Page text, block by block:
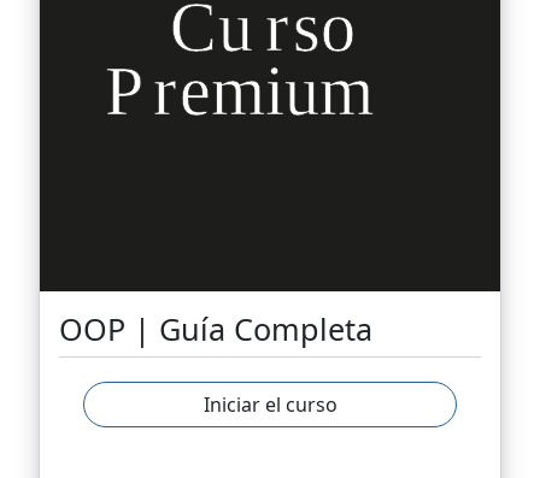
OOP | Guía Completa
Iniciar el curso